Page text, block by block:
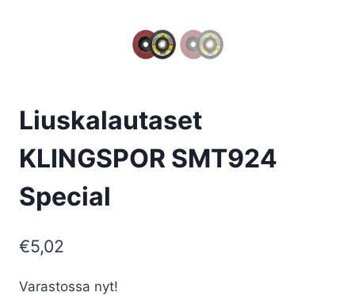
Liuskalautaset
KLINGSPOR SMT924
Special
€5,02
Varastossa nyt!